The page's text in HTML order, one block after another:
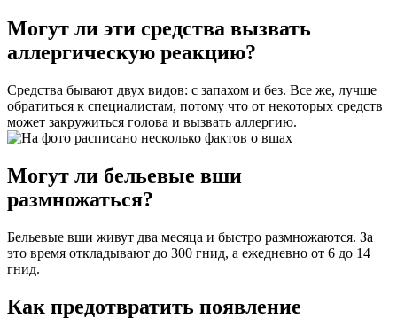
Могут ли эти средства вызвать
аллергическую реакцию?
Средства бывают двух видов: с запахом и без. Все же, лучше
обратиться к специалистам, потому что от некоторых средств
может закружиться голова и вызвать аллергию.
Могут ли бельевые вши
размножаться?
Бельевые вши живут два месяца и быстро размножаются. За
это время откладывают до 300 гнид, а ежедневно от 6 до 14
гнид.
Как предотвратить появление